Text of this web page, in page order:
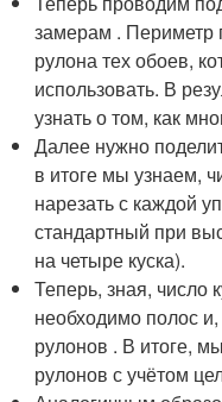
замерам .
рулона тех обоев,
использовать. В
узнать о том, как
Далее нужно
в итоге мы узнаем,
нарезать с каждой
стандартный при
на четыре куска).
Теперь, зная, число
необходимо полос
рулонов . В итоге,
рулонов с учётом